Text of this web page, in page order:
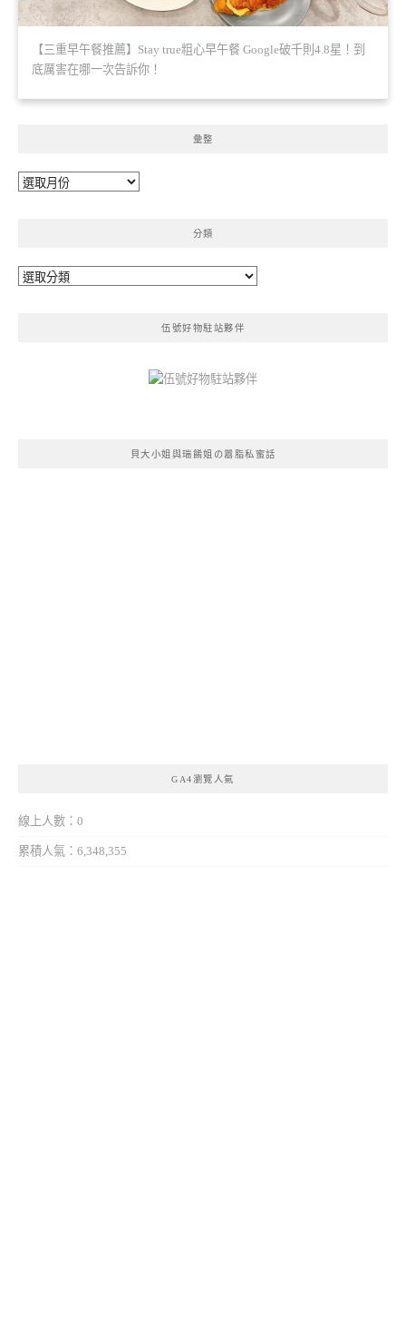
【三重早午餐推薦】Stay true粗心早午餐 Google破千則4.8星！到
底厲害在哪一次告訴你！
彙整
彙
分類
分
伍號好物駐站夥伴
貝大小姐與瑞餚姐の囂脂私蜜話
GA4瀏覽人氣
線上人數：0
累積人氣：6,348,355